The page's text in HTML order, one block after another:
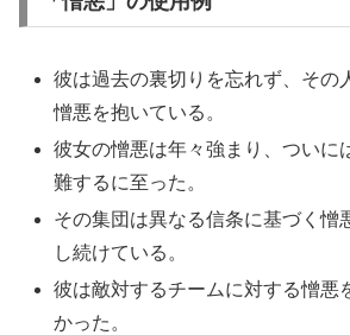
彼は過去の裏切りを忘れず、その
憎悪を抱いている。
彼女の憎悪は年々強まり、ついに
難するに至った。
その集団は異なる信条に基づく憎
し続けている。
彼は敵対するチームに対する憎悪
かった。